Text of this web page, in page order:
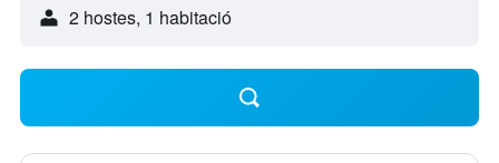
2 hostes, 1 habitació